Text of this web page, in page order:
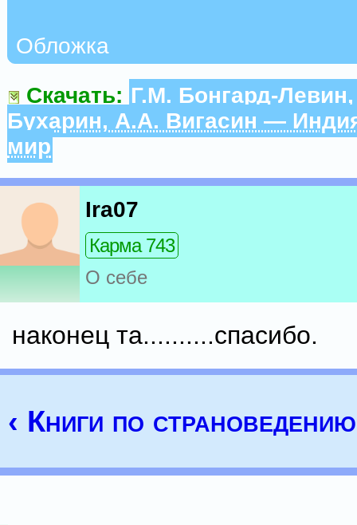
Обложка
Скачать: Г.М. Бонгард-
Бухарин, А.А. Вигасин —
мир
Ira07
Карма 743
О себе
наконец та..........спасибо.
‹ Книги по страноведению